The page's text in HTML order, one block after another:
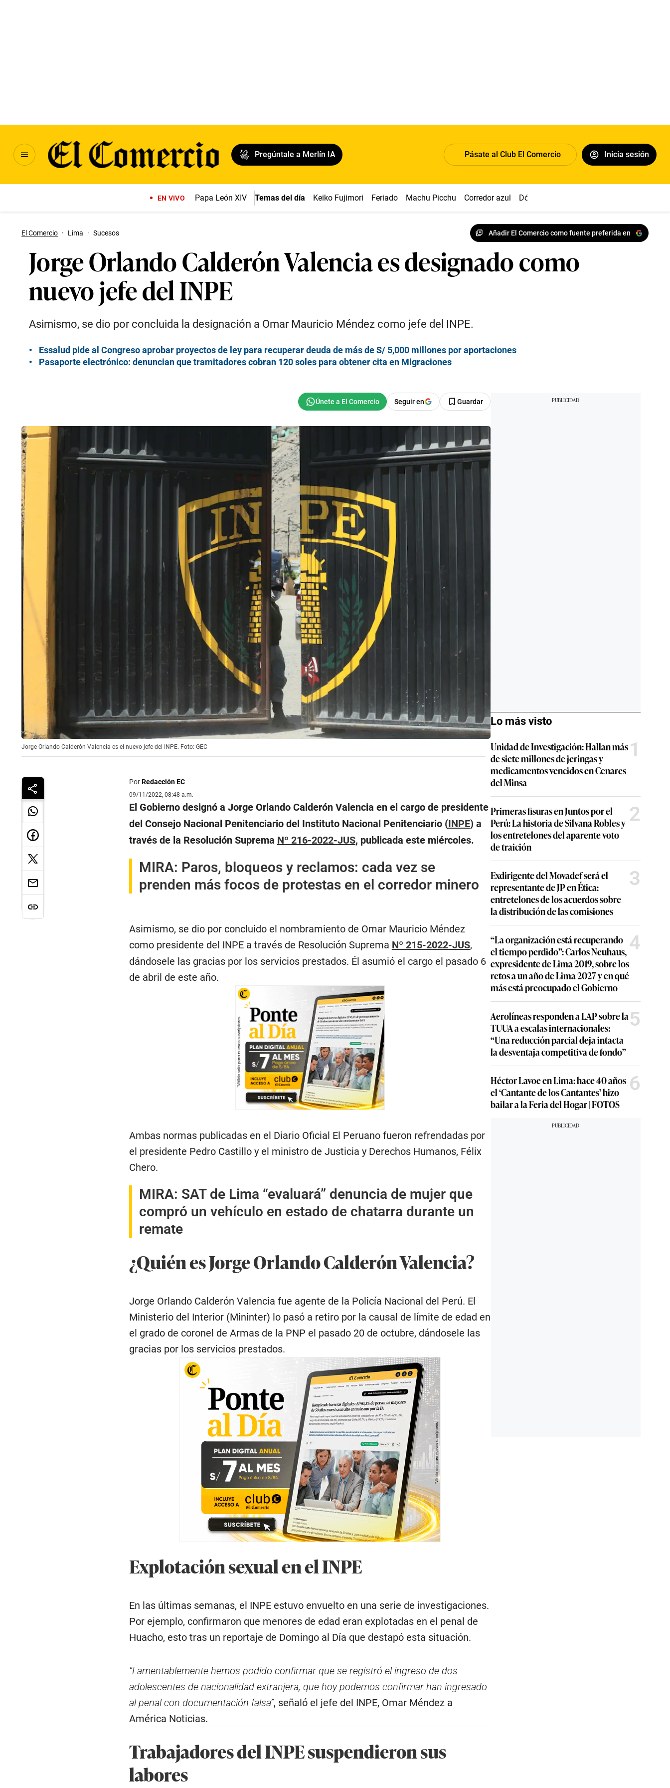
Pregúntale a Merlín IA Pásate al Club El Comercio Inicia sesión
EN VIVO Papa León XIV Temas del día Keiko Fujimori Feriado Machu Picchu Corredor azul Dólar
El Comercio · Lima · Sucesos Añadir El Comercio como fuente preferida en
Jorge Orlando Calderón Valencia es designado como
nuevo jefe del INPE
Asimismo, se dio por concluida la designación a Omar Mauricio Méndez como jefe del INPE.
Essalud pide al Congreso aprobar proyectos de ley para recuperar deuda de más de S/ 5,000 millones por aportaciones
Pasaporte electrónico: denuncian que tramitadores cobran 120 soles para obtener cita en Migraciones
Seguir en Guardar
Jorge Orlando Calderón Valencia es el nuevo jefe del INPE. Foto: GEC
PorRedacción EC
09/11/2022, 08:48 a.m.
El Gobierno designó a Jorge Orlando Calderón Valencia en el cargo de presidente
del Consejo Nacional Penitenciario del Instituto Nacional Penitenciario (INPE) a
través de la Resolución Suprema Nº 216-2022-JUS, publicada este miércoles.
MIRA: Paros, bloqueos y reclamos: cada vez se
prenden más focos de protestas en el corredor minero
Asimismo, se dio por concluido el nombramiento de Omar Mauricio Méndez
como presidente del INPE a través de Resolución Suprema Nº 215-2022-JUS,
dándosele las gracias por los servicios prestados. Él asumió el cargo el pasado 6
de abril de este año.
Ambas normas publicadas en el Diario Oficial El Peruano fueron refrendadas por
el presidente Pedro Castillo y el ministro de Justicia y Derechos Humanos, Félix
Chero.
MIRA: SAT de Lima “evaluará” denuncia de mujer que
compró un vehículo en estado de chatarra durante un
remate
¿Quién es Jorge Orlando Calderón Valencia?
Jorge Orlando Calderón Valencia fue agente de la Policía Nacional del Perú. El
Ministerio del Interior (Mininter) lo pasó a retiro por la causal de límite de edad en
el grado de coronel de Armas de la PNP el pasado 20 de octubre, dándosele las
gracias por los servicios prestados.
Explotación sexual en el INPE
En las últimas semanas, el INPE estuvo envuelto en una serie de investigaciones.
Por ejemplo, confirmaron que menores de edad eran explotadas en el penal de
Huacho, esto tras un reportaje de Domingo al Día que destapó esta situación.
“Lamentablemente hemos podido confirmar que se registró el ingreso de dos
adolescentes de nacionalidad extranjera, que hoy podemos confirmar han ingresado
al penal con documentación falsa”, señaló el jefe del INPE, Omar Méndez a
América Noticias.
Trabajadores del INPE suspendieron sus
labores
Lo más visto
Unidad de Investigación: Hallan más
de siete millones de jeringas y
medicamentos vencidos en Cenares
del Minsa
1
Primeras fisuras en Juntos por el
Perú: La historia de Silvana Robles y
los entretelones del aparente voto
de traición
2
Exdirigente del Movadef será el
representante de JP en Ética:
entretelones de los acuerdos sobre
la distribución de las comisiones
3
“La organización está recuperando
el tiempo perdido”: Carlos Neuhaus,
expresidente de Lima 2019, sobre los
retos a un año de Lima 2027 y en qué
más está preocupado el Gobierno
4
Aerolíneas responden a LAP sobre la
TUUA a escalas internacionales:
“Una reducción parcial deja intacta
la desventaja competitiva de fondo”
5
Héctor Lavoe en Lima: hace 40 años
el ‘Cantante de los Cantantes’ hizo
bailar a la Feria del Hogar | FOTOS
6